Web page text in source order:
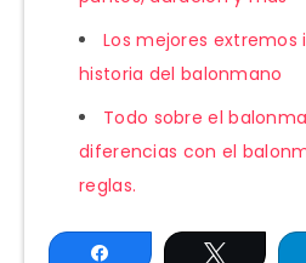
Los mejores extremos
historia del balonmano
Todo sobre el
diferencias con el
reglas.
Compartir Twittear